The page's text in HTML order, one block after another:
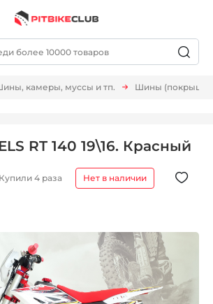
камеры, муссы и тп. Шины
RT 140 19\16. Красный
Купили 4 раза Нет в наличии